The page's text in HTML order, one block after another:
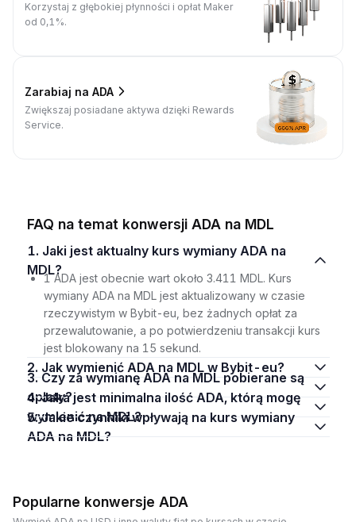
Korzystaj z głębokiej płynności i opłat Maker
od 0,1%.
Zarabiaj na ADA
Zwiększaj posiadane aktywa dzięki Rewards
Service.
FAQ na temat konwersji ADA na MDL
1. Jaki jest aktualny kurs wymiany ADA na
MDL?
1 ADA jest obecnie wart około 3.411 MDL. Kurs
wymiany ADA na MDL jest aktualizowany w czasie
rzeczywistym w Bybit-eu, bez żadnych opłat za
przewalutowanie, a po potwierdzeniu transakcji kurs
jest blokowany na 15 sekund.
2. Jak wymienić ADA na MDL w Bybit-eu?
3. Czy za wymianę ADA na MDL pobierane są
opłaty?
4. Jaka jest minimalna ilość ADA, którą mogę
wymienić na MDL?
5. Jakie czynniki wpływają na kurs wymiany
ADA na MDL?
Popularne konwersje ADA